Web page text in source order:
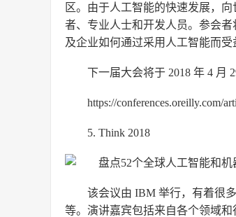
区。由于人工智能的快速发展，
者、专业人士和开发人员。参会
及企业如何通过采用人工智能而受
下一届大会将于 2018 年 4 月
https://conferences.oreilly.com/
5. Think 2018
该会议由 IBM 举行，有着很
等。演讲嘉宾包括来自各个领域